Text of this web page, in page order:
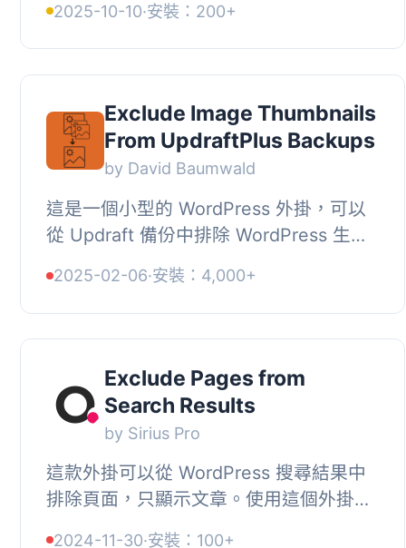
做好一件事，並且用最小的足跡（希望如
此...
2025-10-10·安裝：200+
Exclude Image Thumbnails
From UpdraftPlus Backups
by David Baumwald
這是一個小型的 WordPress 外掛，可以
從 Updraft 備份中排除 WordPress 生成
備份中包含原始的、全尺寸的圖片，所以
如果...
2025-02-06·安裝：4,000+
Exclude Pages from
Search Results
by Sirius Pro
這款外掛可以從 WordPress 搜尋結果中
排除頁面，只顯示文章。使用這個外掛，
2024-11-30·安裝：100+